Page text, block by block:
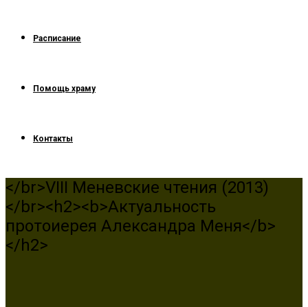
Расписание
Помощь храму
Контакты
</br>VIII Меневские чтения (2013)
</br><h2><b>Актуальность
протоиерея Александра Меня</b>
</h2>